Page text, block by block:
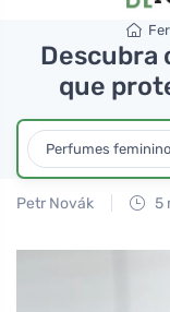
Descubra
que
Perfumes
Petr Novák 5